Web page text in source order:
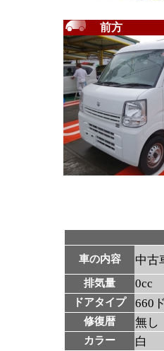
前方
車の内容
中古
排気量 0cc
ドアタイプ 660
修復暦 無し
カラー 白